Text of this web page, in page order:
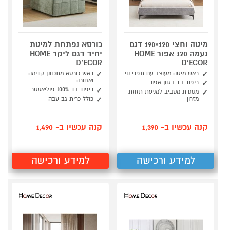
מיטה וחצי 120×190 דגם
נעמה 120 אפור HOME
D'ECOR
ראש מיטה מעוצב עם תפרי נוי
ריפוד בד בגוון אפור
מסגרת מסביב למניעת תזוזת
מזרון
קנה עכשיו ב- 1,390
למידע ורכישה
כורסא נפתחת למיטת
יחיד דגם ליקר HOME
D'ECOR
ראש כורסא מתכוונן קדימה
ואחורה
ריפוד בד 100% פוליאסטר
כולל כרית גב עבה
קנה עכשיו ב- 1,490
למידע ורכישה